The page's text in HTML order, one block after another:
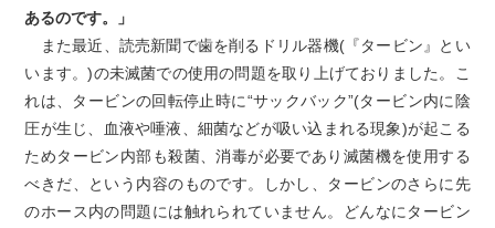
あるのです。」
また最近、読売新聞で歯を削るドリル器機(『タービン』とい
います。)の未滅菌での使用の問題を取り上げておりました。こ
れは、タービンの回転停止時に“サックバック”(タービン内に陰
圧が生じ、血液や唾液、細菌などが吸い込まれる現象)が起こる
ためタービン内部も殺菌、消毒が必要であり滅菌機を使用する
べきだ、という内容のものです。しかし、タービンのさらに先
のホース内の問題には触れられていません。どんなにタービン